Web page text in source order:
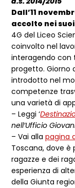
Dall’11
accolto nei
4G del Liceo
coinvolto nel
interagendo con
progetto. Giorno
introdotto nel
competenze
una varietà di
– Leggi ‘
nell’Ufficio
– Vai allapagina
Toscana, dove è
ragazze e dei
esperienza di
della Giunta